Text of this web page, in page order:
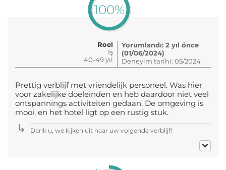
100%
Roel
Iş
40-49 yıl
Yorumlandı: 2 yıl önce
(01/06/2024)
Deneyim tarihi: 05/2024
Prettig verblijf met vriendelijk personeel. Was hier
voor zakelijke doeleinden en heb daardoor niet veel
ontspannings activiteiten gedaan. De omgeving is
mooi, en het hotel ligt op een rustig stuk.
Dank u, we kijken uit naar uw volgende verblijf!